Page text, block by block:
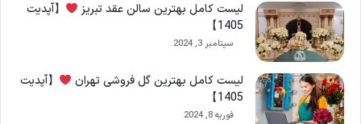
لیست کامل بهترین سالن عقد تبریز
【آپدیت
1405】
سپتامبر 3, 2024
لیست کامل بهترین گل فروشی تهران
【آپدیت
1405】
فوریه 8, 2024